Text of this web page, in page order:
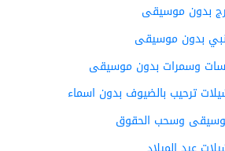
بدون موسيقى
بدون موسيقى
وسمرات بدون موسيقى
ترحيب بالضيوف بدون اسماء
وسحب الحقوق